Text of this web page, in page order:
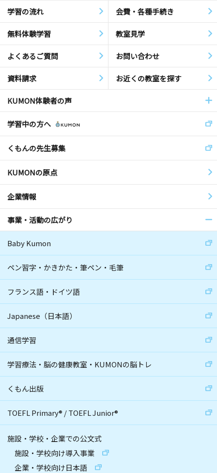
学習の流れ 会費・各種手続き
無料体験学習 教室見学
よくあるご質問 お問い合わせ
資料請求 お近くの教室を探す
KUMON体験者の声
学習中の方へ
くもんの先生募集
KUMONの原点
企業情報
事業・活動の広がり
Baby Kumon
ペン習字・かきかた・筆ペン・毛筆
フランス語・ドイツ語
Japanese（日本語）
通信学習
学習療法・脳の健康教室・KUMONの脳トレ
くもん出版
TOEFL Primary® /TOEFL Junior®
施設・学校・企業での公文式
施設・学校向け導入事業
企業・学校向け日本語